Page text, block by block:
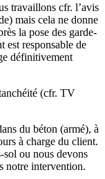
travaillons cfr. l’avis
mais cela ne donne
la pose des garde-
est responsable de
définitivement
(cfr. TV
du béton (armé), à
à charge du client.
ou nous devons
notre intervention.